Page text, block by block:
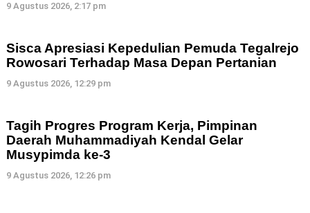
9 Agustus 2026, 2:17 pm
Sisca Apresiasi Kepedulian Pemuda Tegalrejo
Rowosari Terhadap Masa Depan Pertanian
9 Agustus 2026, 12:29 pm
Tagih Progres Program Kerja, Pimpinan
Daerah Muhammadiyah Kendal Gelar
Musypimda ke-3
9 Agustus 2026, 12:26 pm